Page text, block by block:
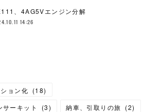
、4AG5Vエンジン分解
14:26
ョン化 (18)
ーキット
(3) 納車、引取りの旅 (2)